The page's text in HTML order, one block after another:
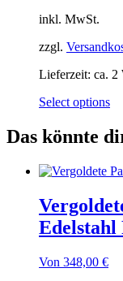
inkl. MwSt.
zzgl.
Lieferzeit: ca. 2
Select options
Das könnte
Edelstahl
Von 348,00 €